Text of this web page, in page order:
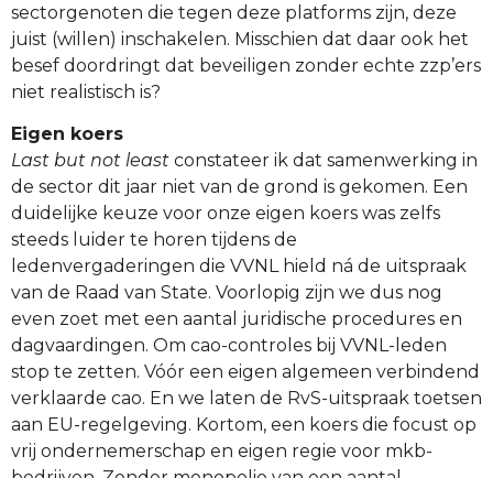
sectorgenoten die tegen deze platforms zijn, deze
juist (willen) inschakelen. Misschien dat daar ook het
besef doordringt dat beveiligen zonder echte zzp’ers
niet realistisch is?
Eigen koers
Last but not least constateer ik dat samenwerking in
de sector dit jaar niet van de grond is gekomen. Een
duidelijke keuze voor onze eigen koers was zelfs
steeds luider te horen tijdens de
ledenvergaderingen die VVNL hield ná de uitspraak
van de Raad van State. Voorlopig zijn we dus nog
even zoet met een aantal juridische procedures en
dagvaardingen. Om cao-controles bij VVNL-leden
stop te zetten. Vóór een eigen algemeen verbindend
verklaarde cao. En we laten de RvS-uitspraak toetsen
aan EU-regelgeving. Kortom, een koers die focust op
vrij ondernemerschap en eigen regie voor mkb-